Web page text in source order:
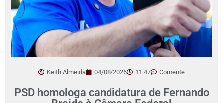
Keith Almeida 04/08/2026 11:47 Comente
PSD homologa candidatura de Fernando